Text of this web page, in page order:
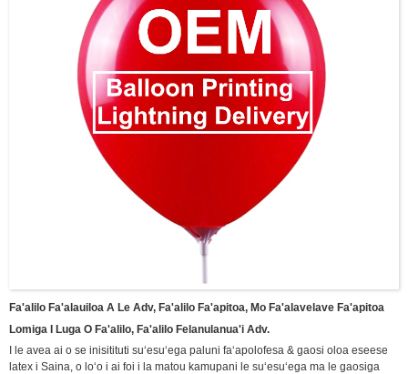
Fa'alilo Fa'alauiloa A Le Adv, Fa'alilo Fa'apitoa, Mo Fa'alavelave Fa'apitoa
Lomiga I Luga O Fa'alilo, Fa'alilo Felanulanua'i Adv.
I le avea ai o se inisitituti suʻesuʻega paluni faʻapolofesa & gaosi oloa eseese
latex i Saina, o loʻo i ai foi i la matou kamupani le suʻesuʻega ma le gaosiga